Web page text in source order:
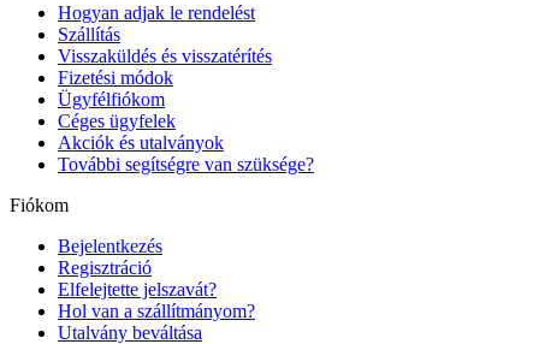
Hogyan adjak le rendelést
Szállítás
Visszaküldés és visszatérítés
Fizetési módok
Ügyfélfiókom
Céges ügyfelek
Akciók és utalványok
További segítségre van szüksége?
Fiókom
Bejelentkezés
Regisztráció
Elfelejtette jelszavát?
Hol van a szállítmányom?
Utalvány beváltása